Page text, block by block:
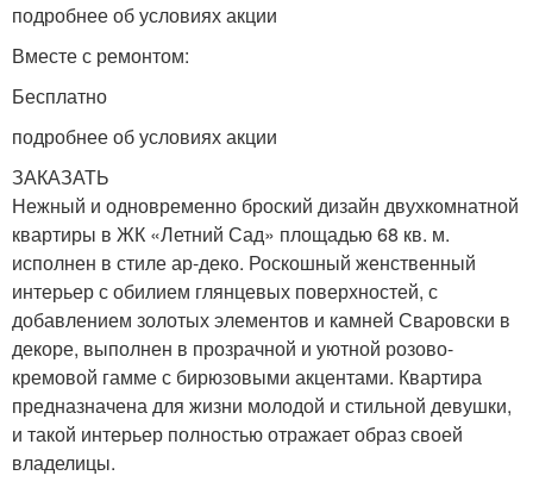
подробнее об условиях акции
Вместе с ремонтом:
Бесплатно
подробнее об условиях акции
ЗАКАЗАТЬ
Нежный и одновременно броский дизайн двухкомнатной
квартиры в ЖК «Летний Сад» площадью 68 кв. м.
исполнен в стиле ар-деко. Роскошный женственный
интерьер с обилием глянцевых поверхностей, с
добавлением золотых элементов и камней Сваровски в
декоре, выполнен в прозрачной и уютной розово-
кремовой гамме с бирюзовыми акцентами. Квартира
предназначена для жизни молодой и стильной девушки,
и такой интерьер полностью отражает образ своей
владелицы.